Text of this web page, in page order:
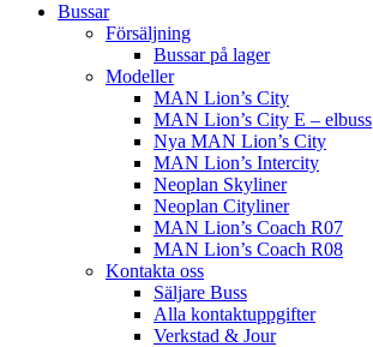
Bussar
Försäljning
Bussar på lager
Modeller
MAN Lion’s City
MAN Lion’s City E – elbuss
Nya MAN Lion’s City
MAN Lion’s Intercity
Neoplan Skyliner
Neoplan Cityliner
MAN Lion’s Coach R07
MAN Lion’s Coach R08
Kontakta oss
Säljare Buss
Alla kontaktuppgifter
Verkstad & Jour